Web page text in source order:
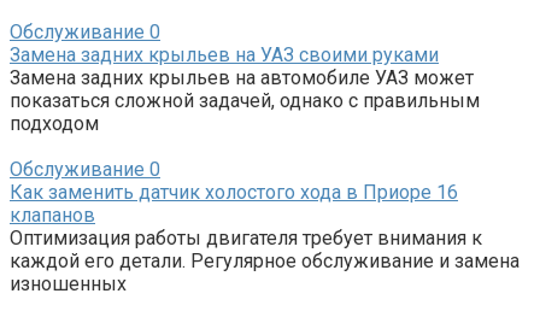
Обслуживание 0
Замена задних крыльев на УАЗ своими руками
Замена задних крыльев на автомобиле УАЗ может
показаться сложной задачей, однако с правильным
подходом
Обслуживание 0
Как заменить датчик холостого хода в Приоре 16
клапанов
Оптимизация работы двигателя требует внимания к
каждой его детали. Регулярное обслуживание и замена
изношенных